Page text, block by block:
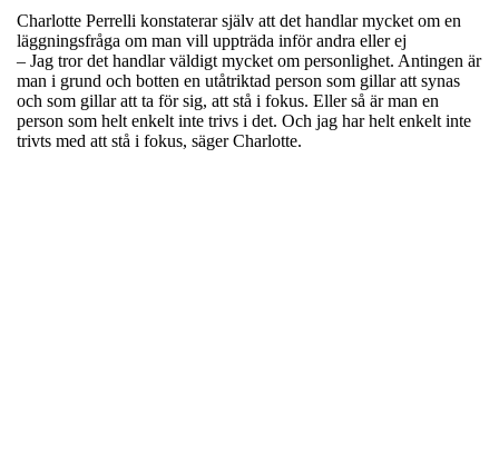
Charlotte Perrelli konstaterar själv att det handlar mycket om en
läggningsfråga om man vill uppträda inför andra eller ej
– Jag tror det handlar väldigt mycket om personlighet. Antingen är
man i grund och botten en utåtriktad person som gillar att synas
och som gillar att ta för sig, att stå i fokus. Eller så är man en
person som helt enkelt inte trivs i det. Och jag har helt enkelt inte
trivts med att stå i fokus, säger Charlotte.